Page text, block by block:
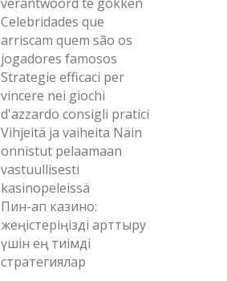
Celebridades que
arriscam quem são os
jogadores famosos
Strategie efficaci per
vincere nei giochi
d'azzardo consigli pratici
Vihjeitä ja vaiheita Näin
onnistut pelaamaan
vastuullisesti
kasinopeleissä
Пин-ап казино:
жеңістеріңізді арттыру
үшін ең тиімді
стратегиялар